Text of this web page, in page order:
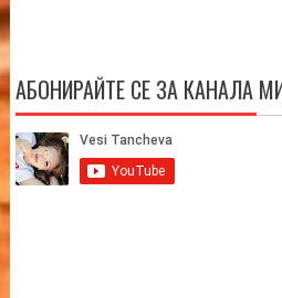
АБОНИРАЙТЕ СЕ ЗА КАНАЛА